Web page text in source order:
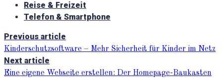
Reise & Freizeit
Telefon & Smartphone
Previous article
Kinderschutzsoftware – Mehr Sicherheit für Kinder im Netz
Next article
Eine eigene Webseite erstellen: Der Homepage-Baukasten